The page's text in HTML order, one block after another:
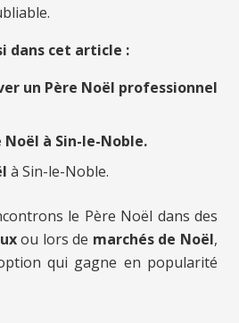
dans cet article :
un Père Noël professionnel
Noël à Sin-le-Noble.
à Sin-le-Noble.
le Père Noël dans des
ou lors de marchés de Noël,
qui gagne en popularité